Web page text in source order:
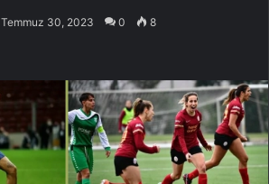
Temmuz 30, 2023 0 8